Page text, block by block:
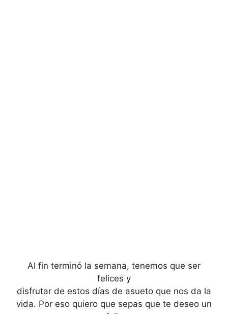
Al fin terminó la semana, tenemos que ser
felices y
disfrutar de estos días de asueto que nos da la
vida. Por eso quiero que sepas que te deseo un